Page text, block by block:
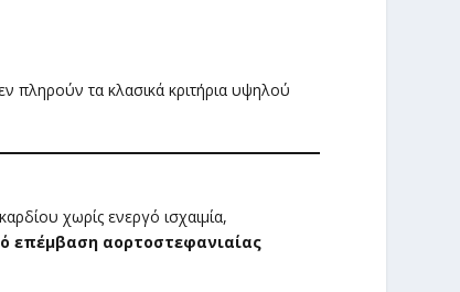
πληρούν τα κλασικά κριτήρια υψηλού
χωρίς ενεργό ισχαιμία,
επέμβαση αορτοστεφανιαίας